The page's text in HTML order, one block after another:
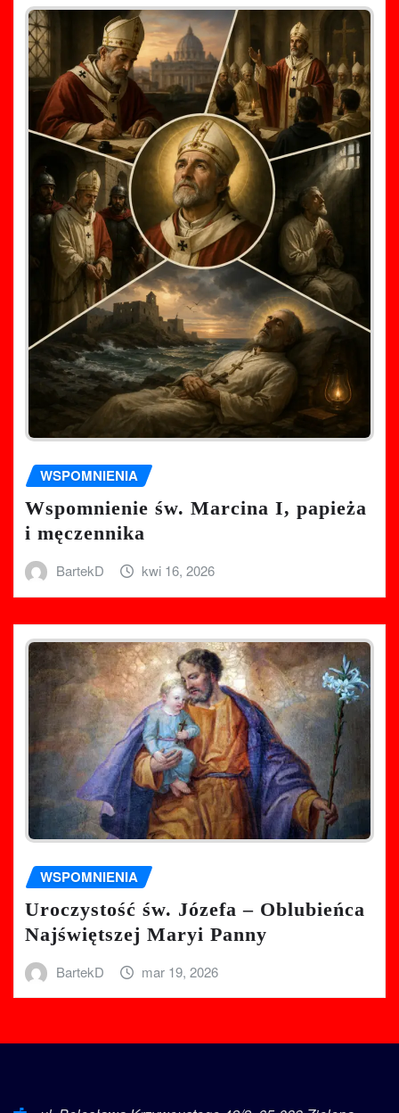
WSPOMNIENIA
Wspomnienie św. Marcina I, papieża
i męczennika
BartekD kwi 16, 2026
WSPOMNIENIA
Uroczystość św. Józefa – Oblubieńca
Najświętszej Maryi Panny
BartekD mar 19, 2026